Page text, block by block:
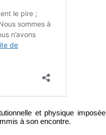
et physique imposée
à son encontre.